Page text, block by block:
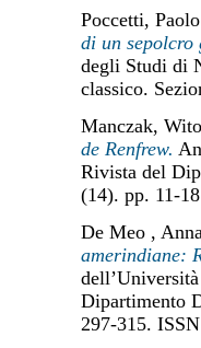
Poccetti, Paolo
di un
degli Studi di
classico.
Manczak,
de Renfrew.
Rivista del
(14). pp. 11-
De Meo ,
amerindiane:
Dipartimento
297-315.